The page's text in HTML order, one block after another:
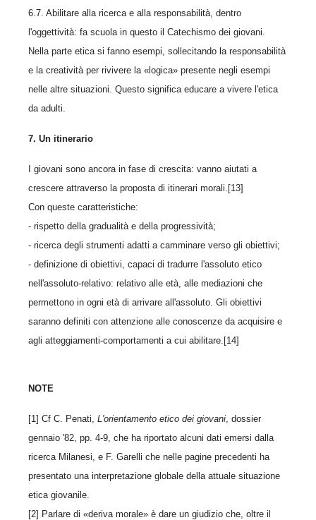
6.7. Abilitare alla ricerca e alla responsabilità, dentro
l'oggettività: fa scuola in questo il Catechismo dei giovani.
Nella parte etica si fanno esempi, sollecitando la responsabilità
e la creatività per rivivere la «logica» presente negli esempi
nelle altre situazioni. Questo significa educare a vivere l'etica
da adulti.
7. Un itinerario
I giovani sono ancora in fase di crescita: vanno aiutati a
crescere attraverso la proposta di itinerari morali.[13]
Con queste caratteristiche:
- rispetto della gradualità e della progressività;
- ricerca degli strumenti adatti a camminare verso gli obiettivi;
- definizione di obiettivi, capaci di tradurre l'assoluto etico
nell'assoluto-relativo: relativo alle età, alle mediazioni che
permettono in ogni età di arrivare all'assoluto. Gli obiettivi
saranno definiti con attenzione alle conoscenze da acquisire e
agli atteggiamenti-comportamenti a cui abilitare.[14]
NOTE
[1] Cf C. Penati, L'orientamento etico dei giovani , dossier
gennaio '82, pp. 4-9, che ha riportato alcuni dati emersi dalla
ricerca Milanesi, e F. Garelli che nelle pagine precedenti ha
presentato una interpretazione globale della attuale situazione
etica giovanile.
[2] Parlare di «deriva morale» è dare un giudizio che, oltre il